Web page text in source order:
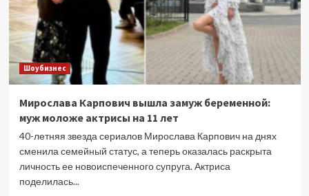
Шоубизнес
Мирослава Карпович вышла замуж беременной:
муж моложе актрисы на 11 лет
40-летняя звезда сериалов Мирослава Карпович на днях
сменила семейный статус, а теперь оказалась раскрыта
личность ее новоиспеченного супруга. Актриса
поделилась...